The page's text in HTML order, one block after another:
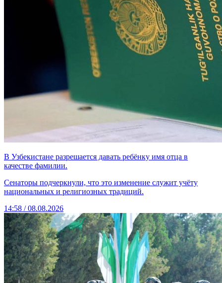
В Узбекистане разрешается давать ребёнку имя отца в
качестве фамилии.
Сенаторы подчеркнули, что это изменение служит учёту
национальных и религиозных традиций.
14:58 / 08.08.2026